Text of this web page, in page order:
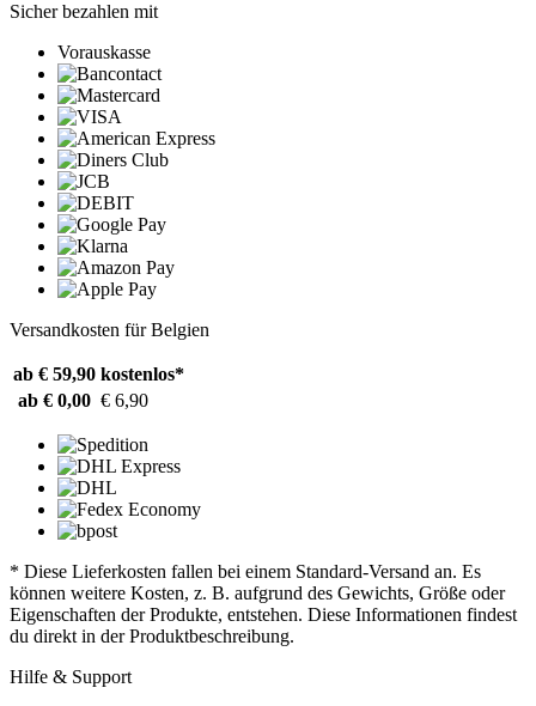
Sicher bezahlen mit
Vorauskasse
Versandkosten für Belgien
ab € 59,90 kostenlos*
ab € 0,00 € 6,90
* Diese Lieferkosten fallen bei einem Standard-Versand an. Es
können weitere Kosten, z. B. aufgrund des Gewichts, Größe oder
Eigenschaften der Produkte, entstehen. Diese Informationen findest
du direkt in der Produktbeschreibung.
Hilfe & Support